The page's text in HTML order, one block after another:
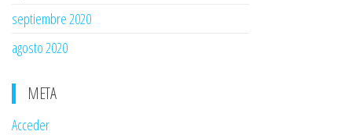
septiembre 2020
agosto 2020
META
Acceder